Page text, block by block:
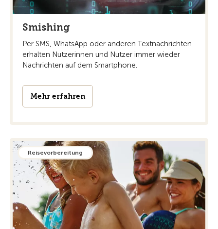
Smishing
Per SMS, WhatsApp oder anderen Textnachrichten
erhalten Nutzerinnen und Nutzer immer wieder
Nachrichten auf dem Smartphone.
Mehr erfahren
Reisevorbereitung